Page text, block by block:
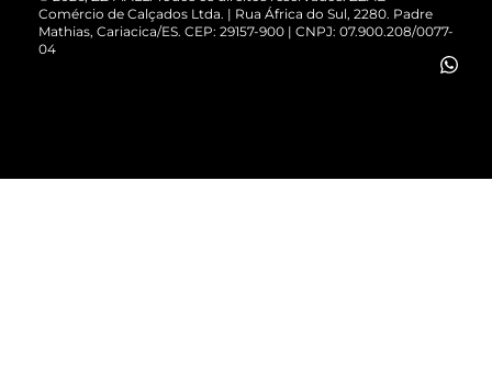
Vendas Corporativas
Comércio de Calçados Ltda. | Rua África do Sul, 2280. Padre
Mathias, Cariacica/ES. CEP: 29157-900 | CNPJ: 07.900.208/0077-
04